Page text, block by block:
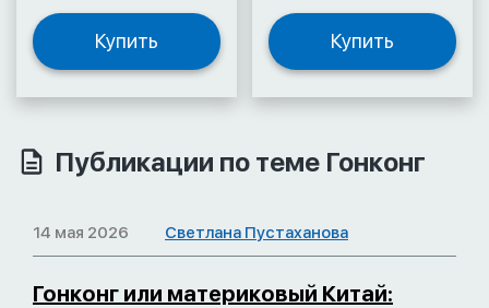
Купить Купить
Публикации по теме Гонконг
14 мая 2026 Светлана Пустаханова
Гонконг или материковый Китай: